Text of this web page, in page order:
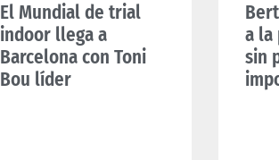
El Mundial de trial
indoor llega a
Barcelona con Toni
Bou líder
a la
sin